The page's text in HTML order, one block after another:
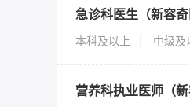
急诊科医生（新容奇
本科及以上 中级及
营养科执业医师（新